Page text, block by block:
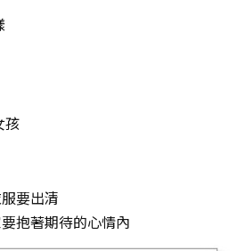
孩
要出清
抱著期待的心情內